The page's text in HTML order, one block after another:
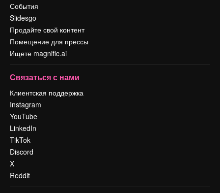
События
Slidesgo
Продайте свой контент
Помещение для прессы
Ищете magnific.ai
Связаться с нами
Клиентская поддержка
Instagram
YouTube
LinkedIn
TikTok
Discord
X
Reddit